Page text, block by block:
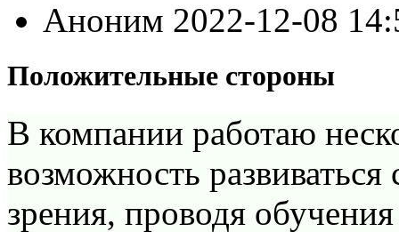
Аноним 2022-12-08
Положительные стороны
В компании работаю
возможность
зрения, проводя